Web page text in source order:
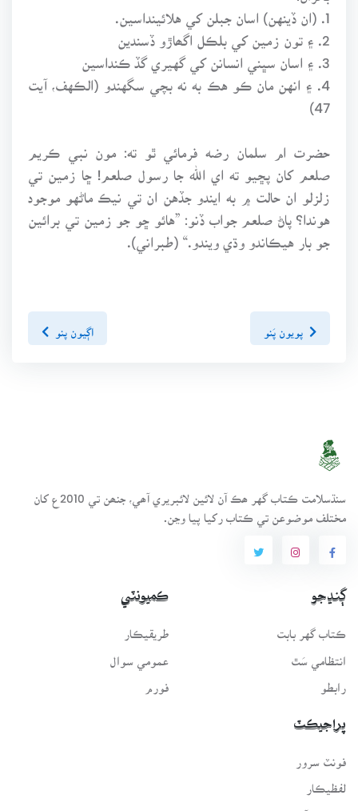
1. (ان ڏينهن) اسان جبلن کي هلائينداسين.
2. ۽ تون زمين کي بلڪل اگھاڙو ڏسندين
3. ۽ اسان سڀني انسانن کي گهيري گڏ ڪنداسين
4. ۽ انهن مان ڪو هڪ به نه بچي سگهندو (الڪهف، آيت
47)
حضرت ام سلمان رضه فرمائي ٿو ته: مون نبي ڪريم
صلعم کان پڇيو ته اي الله جا رسول صلعم! ڇا زمين تي
زلزلو ان حالت ۾ به ايندو جڏهن ان تي نيڪ ماڻهو موجود
هوندا؟ پاڻ صلعم جواب ڏنو: ”هائو ڇو جو زمين تي برائين
جو بار هيڪاندو وڌي ويندو.“ (طبراني).
پويون پَنو اڳيون پنو
سنڌسلامت ڪتاب گهر ھڪ آن لائين لائبريري آھي، جنھن تي 2010ع کان
مختلف موضوعن تي ڪتاب رکيا پيا وڃن.
ڳنڍجو
ڪتاب گهر بابت
انتظامي سَٿ
رابطو
ڪميونٽي
طريقيڪار
عمومي سوال
فورم
پراجيڪٽ
لفظيڪار